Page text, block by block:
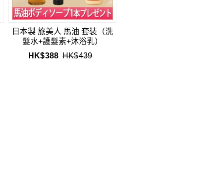
日本製 旅美人 馬油 套裝（洗
髮水+護髮素+沐浴乳）
HK$388 HK$439